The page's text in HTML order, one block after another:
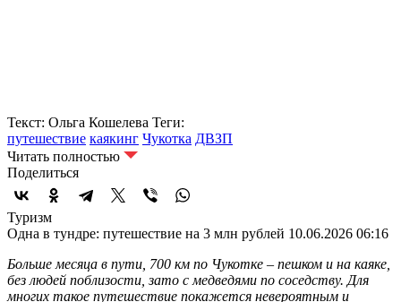
Текст: Ольга Кошелева Теги:
путешествие каякинг Чукотка ДВЗП
Читать полностью
Поделиться
Туризм
Одна в тундре: путешествие на 3 млн рублей 10.06.2026 06:16
Больше месяца в пути, 700 км по Чукотке – пешком и на каяке,
без людей поблизости, зато с медведями по соседству. Для
многих такое путешествие покажется невероятным и